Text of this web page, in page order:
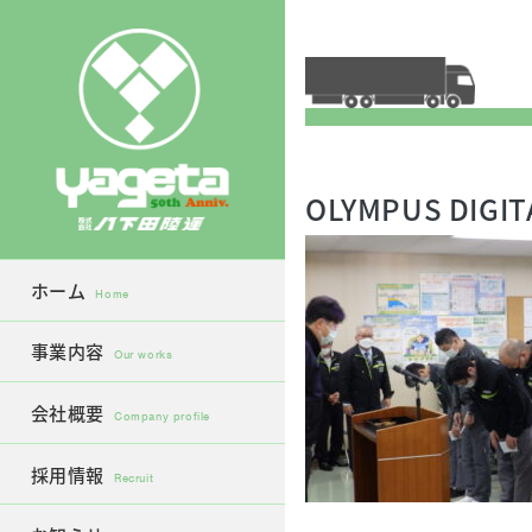
ホーム Home
事業内容 Our works
会社概要 Company profile
採用情報 Recruit
OLYMPUS